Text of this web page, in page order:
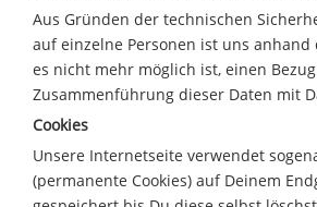
Aus Gründen der technischen
auf einzelne Personen ist uns
es nicht mehr möglich ist, einen
Zusammenführung dieser Daten mit
Cookies
Unsere Internetseite verwendet
(permanente Cookies) auf Deinem